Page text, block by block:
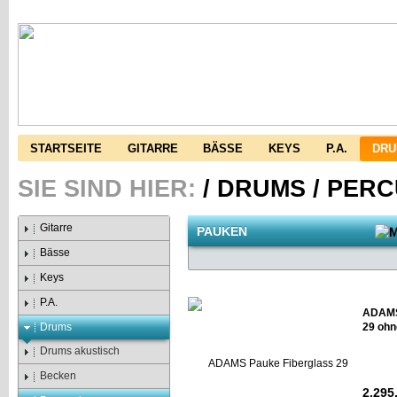
STARTSEITE GITARRE BÄSSE KEYS P.A.
SIE SIND HIER: / DRUMS /
Gitarre
Bässe
Keys
P.A.
Drums
Drums akustisch
Becken
PAUKEN
29